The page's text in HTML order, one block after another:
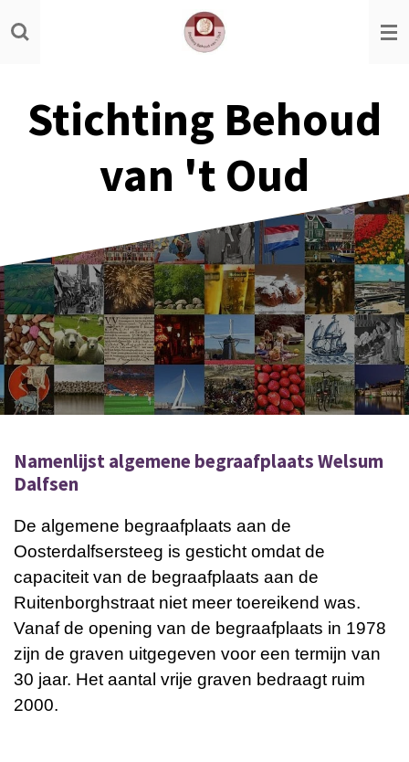
Ga
direct
hoofdinhoud
Stichting Behoud
van 't Oud
Namenlijst algemene begraafplaats Welsum
Dalfsen
De algemene begraafplaats aan de
Oosterdalfsersteeg is gesticht omdat de
capaciteit van de begraafplaats aan de
Ruitenborghstraat niet meer toereikend was.
Vanaf de opening van de begraafplaats in 1978
zijn de graven uitgegeven voor een termijn van
30 jaar. Het aantal vrije graven bedraagt ruim
2000.